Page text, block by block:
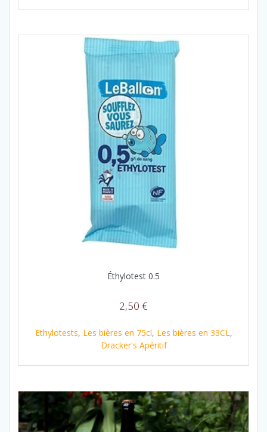
Éthylotest 0.5
2,50 €
Ethylotests, Les bières en 75cl, Les bières en 33CL,
Dracker's Apéritif